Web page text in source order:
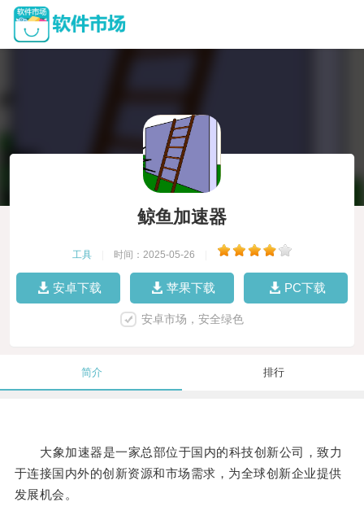
鲸鱼加速器
工具 时间：2025-05-26
安卓下载 苹果下载 PC下载
安卓市场，安全绿色
简介 排行
大象加速器是一家总部位于国内的科技创新公司，致力
于连接国内外的创新资源和市场需求，为全球创新企业提供
发展机会。